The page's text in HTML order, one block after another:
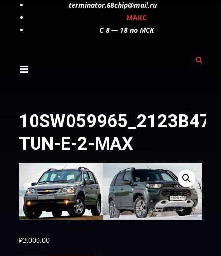
terminator.68chip@mail.ru
МАКС
C 8 — 18 по МСК
TUN-E-2-МАХ
₽3,000.00